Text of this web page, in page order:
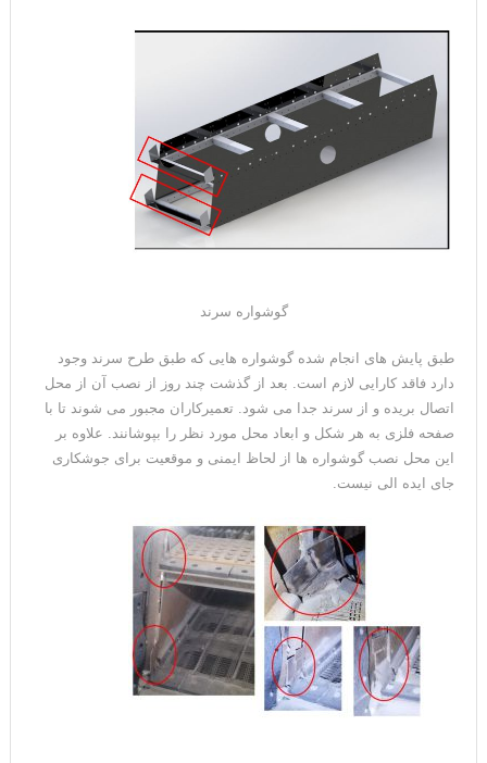
گوشواره سرند
طبق پایش های انجام شده گوشواره هایی که طبق طرح سرند وجود
دارد فاقد کارایی لازم است. بعد از گذشت چند روز از نصب آن از محل
اتصال بریده و از سرند جدا می شود. تعمیرکاران مجبور می شوند تا با
صفحه فلزی به هر شکل و ابعاد محل مورد نظر را بپوشانند. علاوه بر
این محل نصب گوشواره ها از لحاظ ایمنی و موقعیت برای جوشکاری
جای ایده الی نیست.